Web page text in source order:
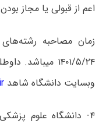
اعم از قبولی یا مجاز
زمان مصاحبه
۱۴۰۱/۵/۲۴
وبسایت دانشگاه شاهد
۴- دانشگاه علوم پزشکی